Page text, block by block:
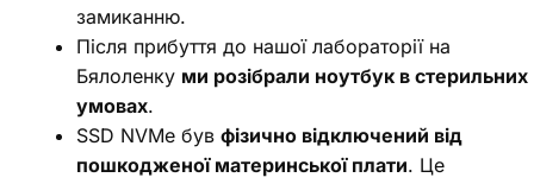
замиканню.
Після прибуття до нашої лабораторії на
Бялоленку ми розібрали ноутбук в стерильних
умовах.
SSD NVMe був фізично відключений від
пошкодженої материнської плати. Це